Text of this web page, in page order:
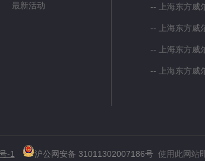
最新活动 上海东方威
上海东方威
上海东方威
上海东方威
-1 沪公网安备 31011302007186号使用此网站